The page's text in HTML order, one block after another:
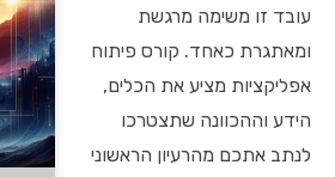
עובד זו משימה מרגשת
ומאתגרת כאחד. קורס פיתוח
אפליקציות מציע את הכלים,
הידע וההכוונה שתצטרכו
לנתב אתכם מהרעיון הראשוני